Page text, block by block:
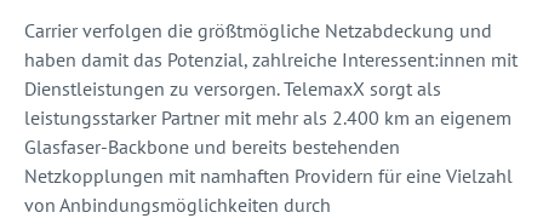
Carrier verfolgen die größtmögliche Netzabdeckung und
haben damit das Potenzial, zahlreiche Interessent:innen mit
Dienstleistungen zu versorgen. TelemaxX sorgt als
leistungsstarker Partner mit mehr als 2.400 km an eigenem
Glasfaser-Backbone und bereits bestehenden
Netzkopplungen mit namhaften Providern für eine Vielzahl
von Anbindungsmöglichkeiten durch